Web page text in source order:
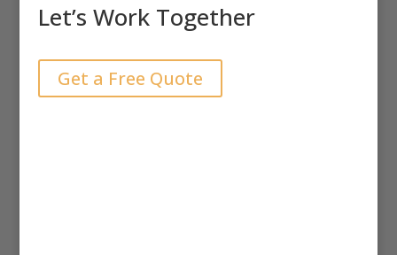
Let’s Work Together
Get a Free Quote